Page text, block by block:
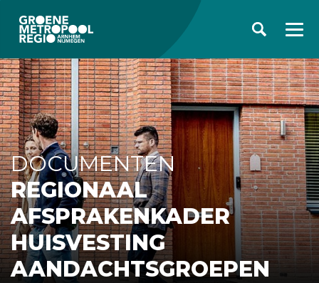
DOCUMENTEN
REGIONAAL
AFSPRAKENKADER
HUISVESTING
AANDACHTSGROEPEN